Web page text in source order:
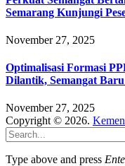
Semarang Kunjungi
November 27, 2025
Optimalisasi Formasi
Dilantik, Semangat
November 27, 2025
Copyright © 2026.
Type above and press